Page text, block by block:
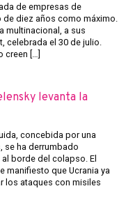
de empresas de
diez años como máximo.
multinacional, a sus
celebrada el 30 de julio.
creen […]
levanta la
concebida por una
se ha derrumbado
borde del colapso. El
manifiesto que Ucrania ya
los ataques con misiles